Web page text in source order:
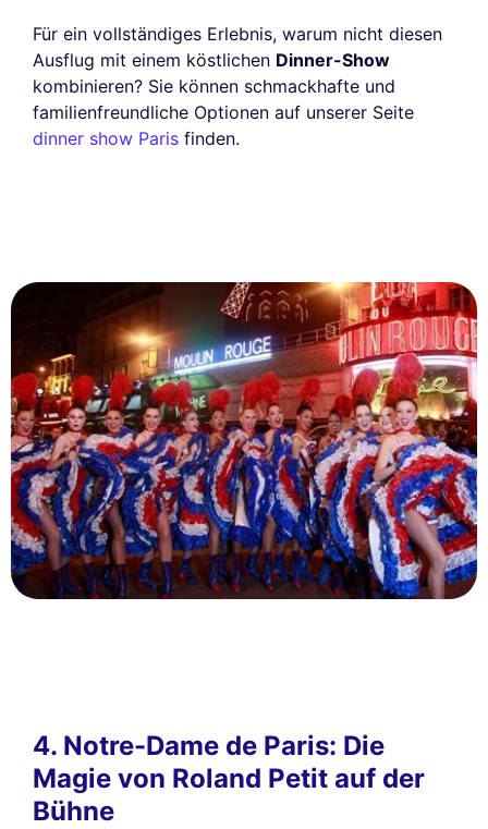
Für ein vollständiges Erlebnis, warum nicht diesen
Ausflug mit einem köstlichen Dinner-Show
kombinieren? Sie können schmackhafte und
familienfreundliche Optionen auf unserer Seite
dinner show Paris finden.
4. Notre-Dame de Paris: Die
Magie von Roland Petit auf der
Bühne